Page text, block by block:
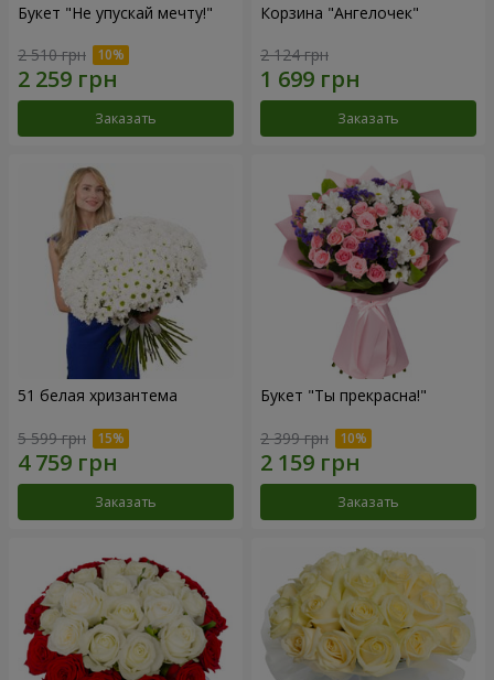
Букет "Не упускай мечту!"
2 510 грн
Заказать
Корзина "Ангелочек"
2 124 грн
Заказать
51 белая хризантема
5 599 грн
Заказать
Букет "Ты прекрасна!"
2 399 грн
Заказать